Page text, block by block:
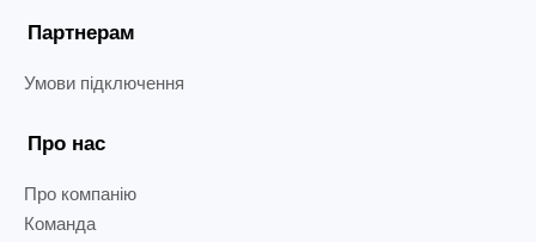
Партнерам
Умови підключення
Про нас
Про компанію
Команда